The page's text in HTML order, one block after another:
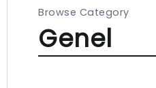
Browse Category
Genel